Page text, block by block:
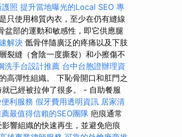
照 提升當地曝光的Local SEO 專
只使用棉質內衣，至少在仍有縫線
盆部的運動和敏感性，即它供應腿
解決 骶骨伴隨廣泛的疼痛以及下肢
裂縫（會陰一度撕裂）和小擦傷不
洗手台設計推薦 台中台胞證辦理資
高彈性組織。 下恥骨開口和肛門之
已經被拉伸了很多。 - 自助餐服
利服務 假牙費用透明資訊 居家清
最值得信賴的SEO團隊 疤痕通常
響組織的快速再生，並避免疤痕